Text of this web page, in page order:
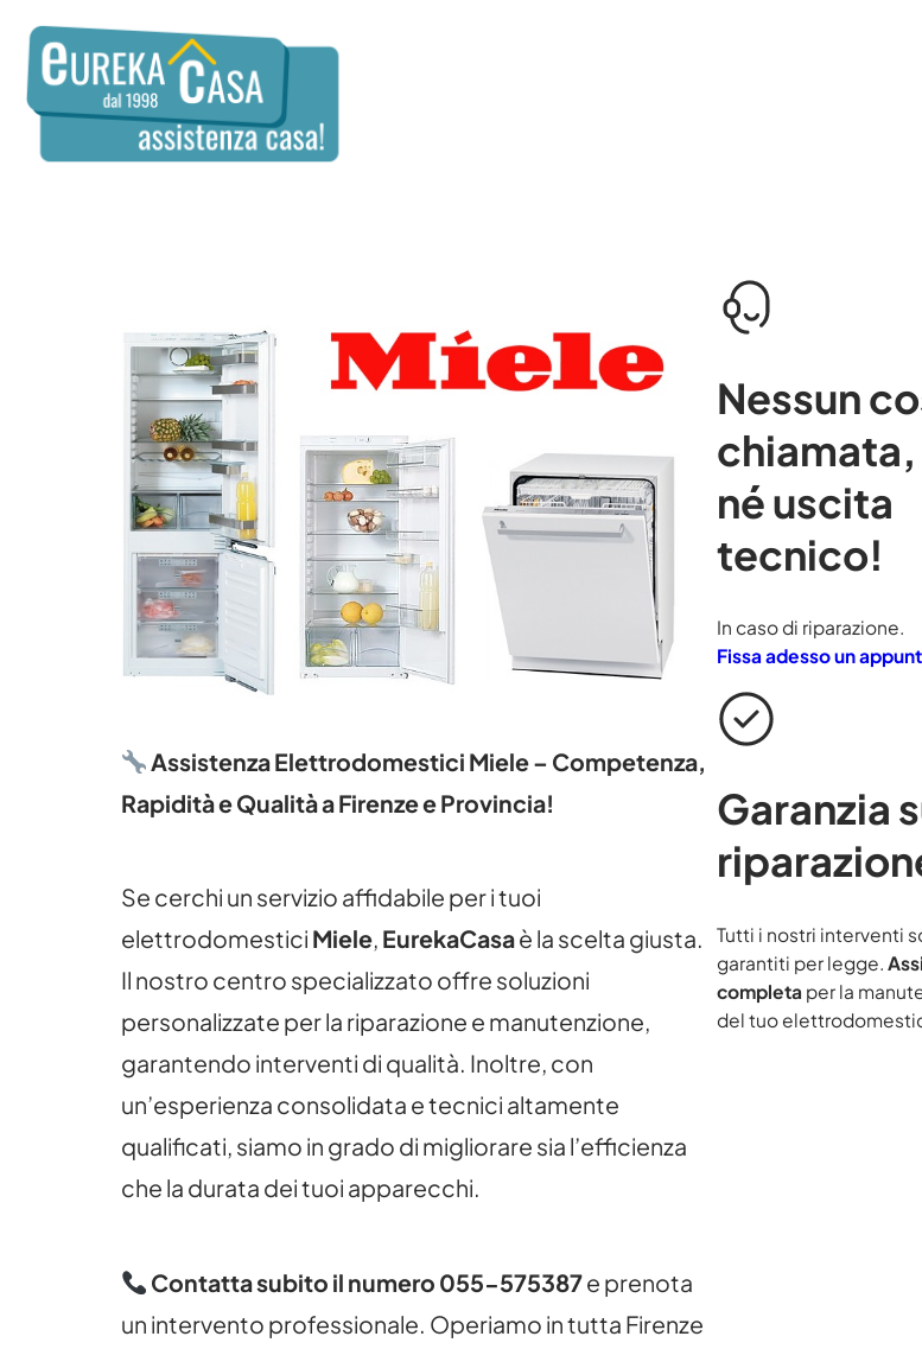
Assistenza Elettrodomestici Miele – Competenza,
Rapidità e Qualità a Firenze e Provincia!
Se cerchi un servizio affidabile per i tuoi
elettrodomestici Miele, EurekaCasaè la scelta giusta.
Il nostro centro specializzato offre soluzioni
personalizzate per la riparazione e manutenzione,
garantendo interventi di qualità. Inoltre, con
un’esperienza consolidata e tecnici altamente
qualificati, siamo in grado di migliorare sia l’efficienza
che la durata dei tuoi apparecchi.
Contatta subito il numero 055-575387e prenota
un intervento professionale. Operiamo in tutta Firenze
Nessun
chiamata,
né uscita
tecnico!
In caso di riparazione.
Fissa adesso un
Garanzia
Tutti i nostri interventi
garantiti per legge.
completa per la
del tuo